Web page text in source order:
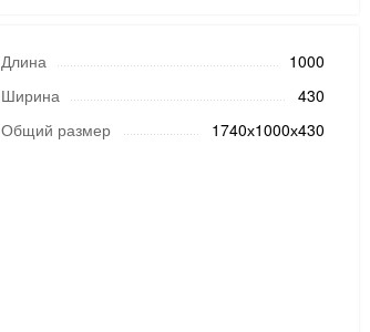
Длина
1000
Ширина
430
Общий размер
1740х1000х430